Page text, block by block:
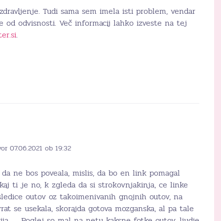
Tudi sama sem imela isti problem, vendar
od odvisnosti. Več informacij lahko izveste na tej
.
07.06.2021 ob 19:32
ne bos poveala, mislis, da bo en link pomagal
ti je no, k zgleda da si strokovnjakinja, ce linke
outov oz takoimenivanih gnojnih outov, na
se usekala, skorajda gotova mozganska, al pa tale